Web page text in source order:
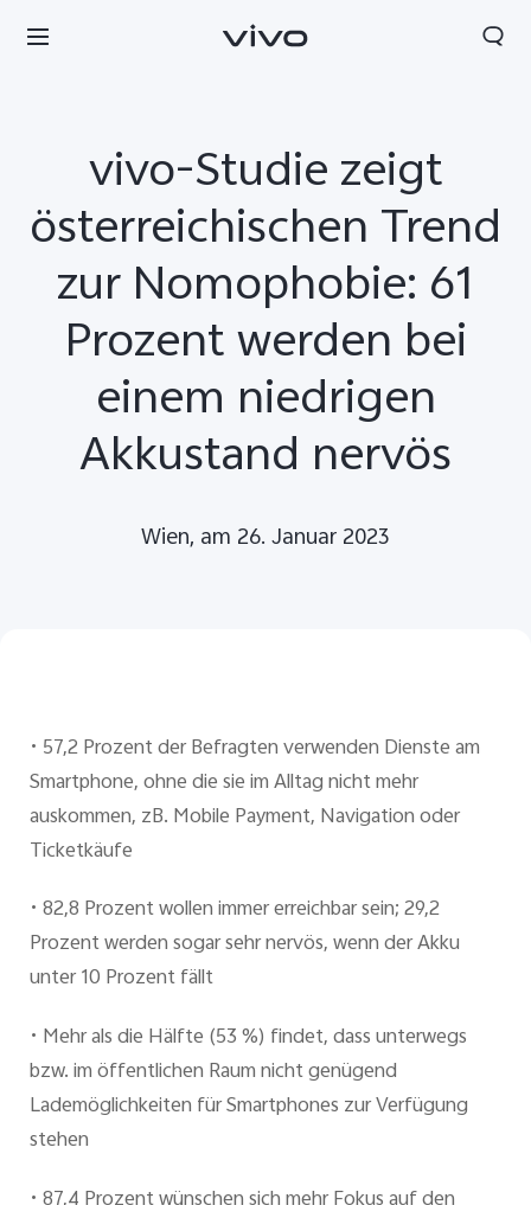
vivo-Studie zeigt
österreichischen Trend
zur Nomophobie: 61
Prozent werden bei
einem niedrigen
Akkustand nervös
Wien, am 26. Januar 2023
• 57,2 Prozent der Befragten verwenden Dienste am
Smartphone, ohne die sie im Alltag nicht mehr
auskommen, zB. Mobile Payment, Navigation oder
Ticketkäufe
• 82,8 Prozent wollen immer erreichbar sein; 29,2
Prozent werden sogar sehr nervös, wenn der Akku
unter 10 Prozent fällt
• Mehr als die Hälfte (53 %) findet, dass unterwegs
bzw. im öffentlichen Raum nicht genügend
Lademöglichkeiten für Smartphones zur Verfügung
stehen